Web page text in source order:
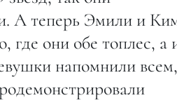
А теперь Эмили и
где они обе топлес, а
напомнили всем,